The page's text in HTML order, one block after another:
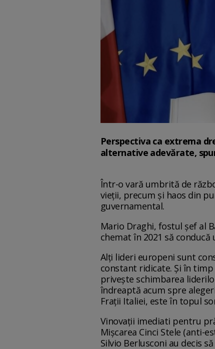
Perspectiva ca extrema
alternative adevărate,
Într-o vară umbrită de
vieții, precum și haos din
guvernamental.
Mario Draghi, fostul șef al
chemat în 2021 să
Alți lideri europeni sunt
constant ridicate. Și în
privește schimbarea
îndreaptă acum spre
Frații Italiei, este în topul
Vinovații imediati pentru
Mișcarea Cinci Stele (anti-
Silvio Berlusconi au decis